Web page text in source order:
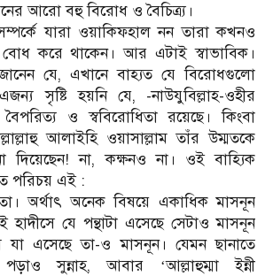
আরো বহু বিরোধ ও বৈচিত্র্য।
যারা ওয়াকিফহাল নন তারা কখনও
করে থাকেন। আর এটাই স্বাভাবিক।
যে, এখানে বাহ্যত যে বিরোধগুলো
সৃষ্টি হয়নি যে, -নাউযুবিল্লাহ-ওহীর
ও স্ববিরোধিতা রয়েছে। কিংবা
আলাইহি ওয়াসাল্লাম তাঁর উম্মতকে
দিয়েছেন! না, কক্ষনও না। ওই বাহ্যিক
পরিচয় এই :
অর্থাৎ অনেক বিষয়ে একাধিক মাসনূন
হাদীসে যে পন্থাটা এসেছে সেটাও মাসনূন
যা এসেছে তা-ও মাসনূন। যেমন ছানাতে
পড়াও সুন্নাহ, আবার ‘আল্লাহুম্মা ইন্নী